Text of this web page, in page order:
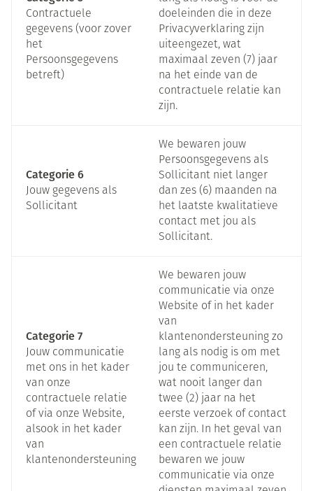
Contractuele
gegevens (voor zover
het
Persoonsgegevens
betreft)
doeleinden die in deze
Privacyverklaring zijn
uiteengezet, wat
maximaal zeven (7) jaar
na het einde van de
contractuele relatie kan
zijn.
Categorie 6
Jouw gegevens als
Sollicitant
We bewaren jouw
Persoonsgegevens als
Sollicitant niet langer
dan zes (6) maanden na
het laatste kwalitatieve
contact met jou als
Sollicitant.
Categorie 7
Jouw communicatie
met ons in het kader
van onze
contractuele relatie
of via onze Website,
alsook in het kader
van
klantenondersteuning
We bewaren jouw
communicatie via onze
Website of in het kader
van
klantenondersteuning zo
lang als nodig is om met
jou te communiceren,
wat nooit langer dan
twee (2) jaar na het
eerste verzoek of contact
kan zijn. In het geval van
een contractuele relatie
bewaren we jouw
communicatie via onze